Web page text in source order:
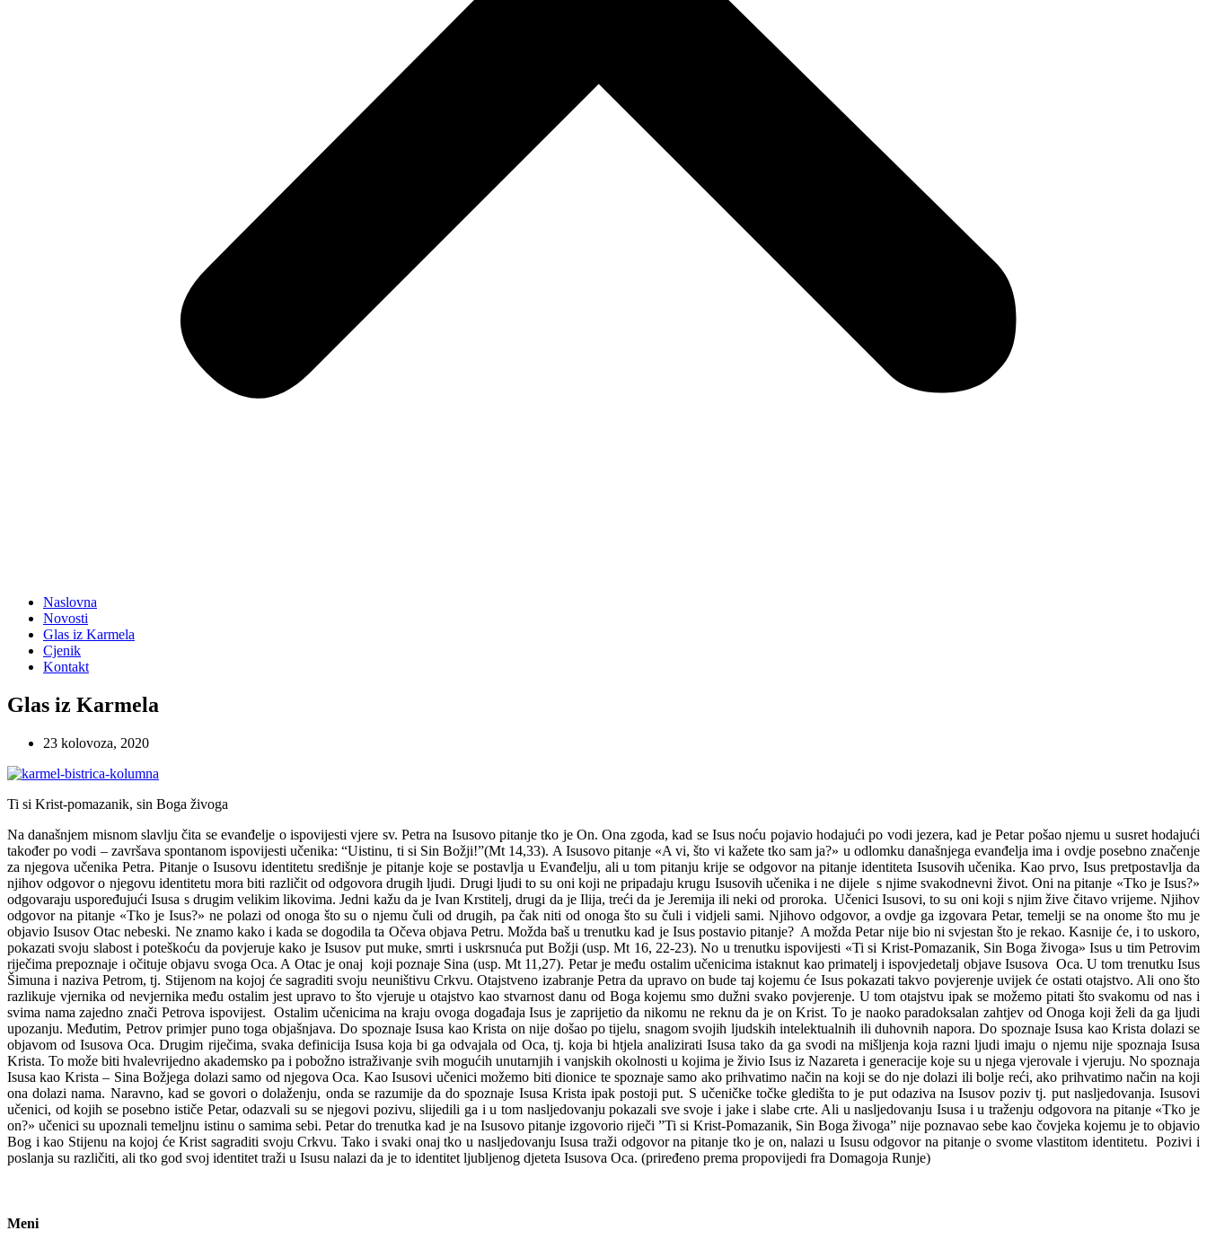
Naslovna
Novosti
Glas iz Karmela
Cjenik
Kontakt
Glas iz Karmela
23 kolovoza, 2020
Ti si Krist-pomazanik, sin Boga živoga
Na današnjem misnom slavlju čita se evanđelje o ispovijesti vjere sv. Petra na Isusovo pitanje tko je On. Ona zgoda, kad se Isus noću pojavio hodajući po vodi jezera, kad je Petar pošao njemu u susret hodajući
također po vodi – završava spontanom ispovijesti učenika: “Uistinu, ti si Sin Božji!”(Mt 14,33). A Isusovo pitanje «A vi, što vi kažete tko sam ja?» u odlomku današnjega evanđelja ima i ovdje posebno značenje
za njegova učenika Petra. Pitanje o Isusovu identitetu središnje je pitanje koje se postavlja u Evanđelju, ali u tom pitanju krije se odgovor na pitanje identiteta Isusovih učenika. Kao prvo, Isus pretpostavlja da
njihov odgovor o njegovu identitetu mora biti različit od odgovora drugih ljudi. Drugi ljudi to su oni koji ne pripadaju krugu Isusovih učenika i ne dijele s njime svakodnevni život. Oni na pitanje «Tko je Isus?»
odgovaraju uspoređujući Isusa s drugim velikim likovima. Jedni kažu da je Ivan Krstitelj, drugi da je Ilija, treći da je Jeremija ili neki od proroka. Učenici Isusovi, to su oni koji s njim žive čitavo vrijeme. Njihov
odgovor na pitanje «Tko je Isus?» ne polazi od onoga što su o njemu čuli od drugih, pa čak niti od onoga što su čuli i vidjeli sami. Njihovo odgovor, a ovdje ga izgovara Petar, temelji se na onome što mu je
objavio Isusov Otac nebeski. Ne znamo kako i kada se dogodila ta Očeva objava Petru. Možda baš u trenutku kad je Isus postavio pitanje? A možda Petar nije bio ni svjestan što je rekao. Kasnije će, i to uskoro,
pokazati svoju slabost i poteškoću da povjeruje kako je Isusov put muke, smrti i uskrsnuća put Božji (usp. Mt 16, 22-23). No u trenutku ispovijesti «Ti si Krist-Pomazanik, Sin Boga živoga» Isus u tim Petrovim
riječima prepoznaje i očituje objavu svoga Oca. A Otac je onaj koji poznaje Sina (usp. Mt 11,27). Petar je među ostalim učenicima istaknut kao primatelj i ispovjedetalj objave Isusova Oca. U tom trenutku Isus
Šimuna i naziva Petrom, tj. Stijenom na kojoj će sagraditi svoju neuništivu Crkvu. Otajstveno izabranje Petra da upravo on bude taj kojemu će Isus pokazati takvo povjerenje uvijek će ostati otajstvo. Ali ono što
razlikuje vjernika od nevjernika među ostalim jest upravo to što vjeruje u otajstvo kao stvarnost danu od Boga kojemu smo dužni svako povjerenje. U tom otajstvu ipak se možemo pitati što svakomu od nas i
svima nama zajedno znači Petrova ispovijest. Ostalim učenicima na kraju ovoga događaja Isus je zaprijetio da nikomu ne reknu da je on Krist. To je naoko paradoksalan zahtjev od Onoga koji želi da ga ljudi
upozanju. Međutim, Petrov primjer puno toga objašnjava. Do spoznaje Isusa kao Krista on nije došao po tijelu, snagom svojih ljudskih intelektualnih ili duhovnih napora. Do spoznaje Isusa kao Krista dolazi se
objavom od Isusova Oca. Drugim riječima, svaka definicija Isusa koja bi ga odvajala od Oca, tj. koja bi htjela analizirati Isusa tako da ga svodi na mišljenja koja razni ljudi imaju o njemu nije spoznaja Isusa
Krista. To može biti hvalevrijedno akademsko pa i pobožno istraživanje svih mogućih unutarnjih i vanjskih okolnosti u kojima je živio Isus iz Nazareta i generacije koje su u njega vjerovale i vjeruju. No spoznaja
Isusa kao Krista – Sina Božjega dolazi samo od njegova Oca. Kao Isusovi učenici možemo biti dionice te spoznaje samo ako prihvatimo način na koji se do nje dolazi ili bolje reći, ako prihvatimo način na koji
ona dolazi nama. Naravno, kad se govori o dolaženju, onda se razumije da do spoznaje Isusa Krista ipak postoji put. S učeničke točke gledišta to je put odaziva na Isusov poziv tj. put nasljedovanja. Isusovi
učenici, od kojih se posebno ističe Petar, odazvali su se njegovi pozivu, slijedili ga i u tom nasljedovanju pokazali sve svoje i jake i slabe crte. Ali u nasljedovanju Isusa i u traženju odgovora na pitanje «Tko je
on?» učenici su upoznali temeljnu istinu o samima sebi. Petar do trenutka kad je na Isusovo pitanje izgovorio riječi ”Ti si Krist-Pomazanik, Sin Boga živoga” nije poznavao sebe kao čovjeka kojemu je to objavio
Bog i kao Stijenu na kojoj će Krist sagraditi svoju Crkvu. Tako i svaki onaj tko u nasljedovanju Isusa traži odgovor na pitanje tko je on, nalazi u Isusu odgovor na pitanje o svome vlastitom identitetu. Pozivi i
poslanja su različiti, ali tko god svoj identitet traži u Isusu nalazi da je to identitet ljubljenog djeteta Isusova Oca. (priređeno prema propovijedi fra Domagoja Runje)
Meni